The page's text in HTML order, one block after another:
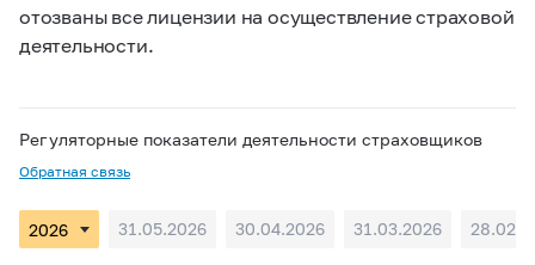
отозваны все лицензии на осуществление страховой
деятельности.
Регуляторные показатели деятельности страховщиков
Обратная связь
31.05.2026 30.04.2026 31.03.2026